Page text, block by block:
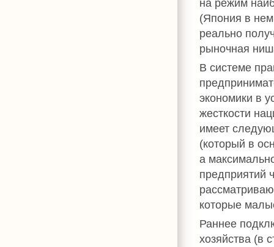
на режим
(Япония в
реально
рыночная
В системе
экономики в
жесткости
имеет
(который в
а
предприятий
которые
Раннее
хозяйства (в